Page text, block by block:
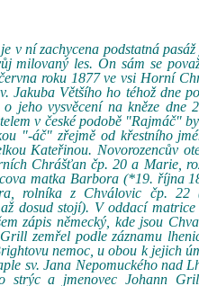
ní zachycena podstatná
milovaný les. On sám se
roku 1877 ve vsi Horní
Jakuba Většího ho téhož dne
jeho vysvěcení na kněze dne
v české podobě "Rajmáč"
"-áč" zřejmě od křestního
Kateřinou. Novorozencův
Chrášťan čp. 20 a Marie,
matka Barbora (*19. října
rolníka z Chválovic čp. 22
dosud stojí). V oddací
zápis německý, kde jsou
zemřel podle záznamu
nemoc, u obou k jejich
sv. Jana Nepomuckého nad
strýc a jmenovec Johann